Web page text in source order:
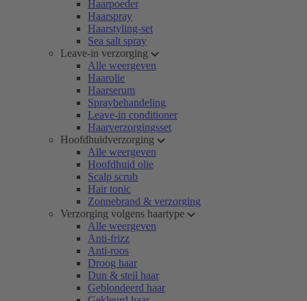
Haarpoeder
Haarspray
Haarstyling-set
Sea salt spray
Leave-in verzorging
Alle weergeven
Haarolie
Haarserum
Spraybehandeling
Leave-in conditioner
Haarverzorgingsset
Hoofdhuidverzorging
Alle weergeven
Hoofdhuid olie
Scalp scrub
Hair tonic
Zonnebrand & verzorging
Verzorging volgens haartype
Alle weergeven
Anti-frizz
Anti-roos
Droog haar
Dun & steil haar
Geblondeerd haar